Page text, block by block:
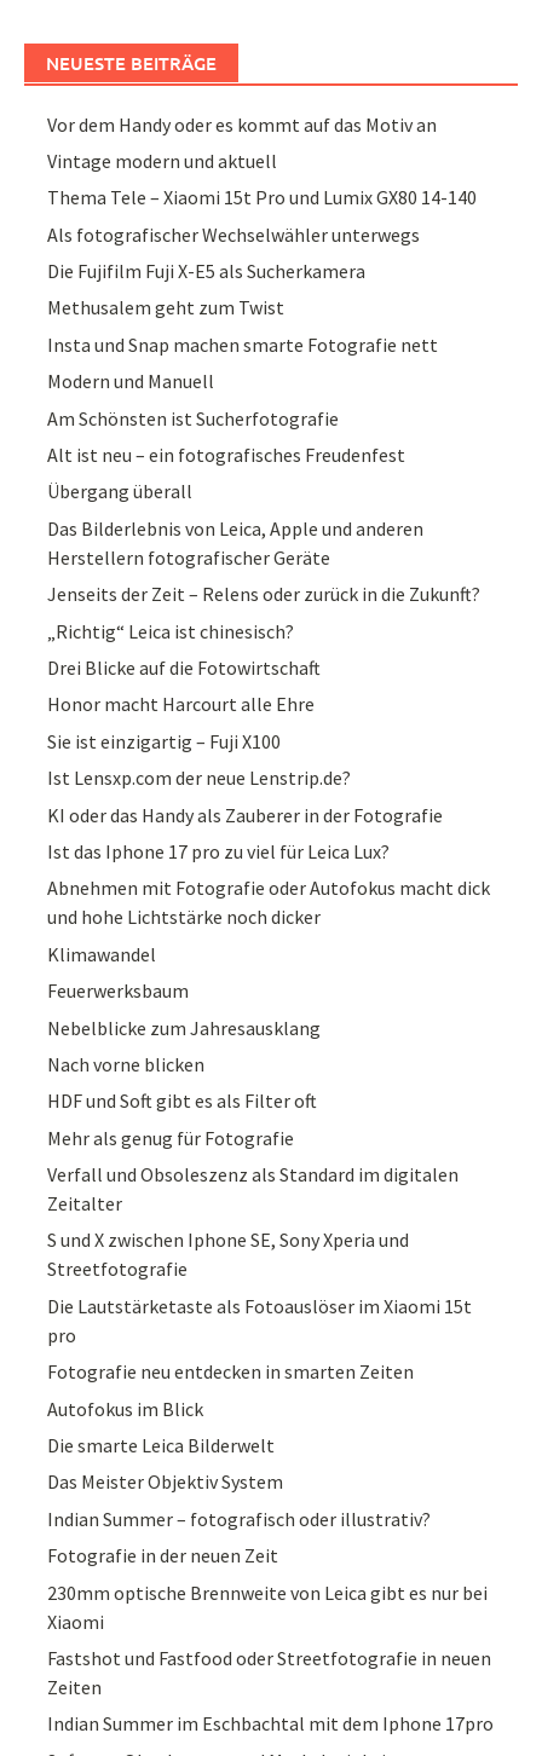
NEUESTE BEITRÄGE
Vor dem Handy oder es kommt auf das Motiv an
Vintage modern und aktuell
Thema Tele – Xiaomi 15t Pro und Lumix GX80 14-140
Als fotografischer Wechselwähler unterwegs
Die Fujifilm Fuji X-E5 als Sucherkamera
Methusalem geht zum Twist
Insta und Snap machen smarte Fotografie nett
Modern und Manuell
Am Schönsten ist Sucherfotografie
Alt ist neu – ein fotografisches Freudenfest
Übergang überall
Das Bilderlebnis von Leica, Apple und anderen
Herstellern fotografischer Geräte
Jenseits der Zeit – Relens oder zurück in die Zukunft?
„Richtig“ Leica ist chinesisch?
Drei Blicke auf die Fotowirtschaft
Honor macht Harcourt alle Ehre
Sie ist einzigartig – Fuji X100
Ist Lensxp.com der neue Lenstrip.de?
KI oder das Handy als Zauberer in der Fotografie
Ist das Iphone 17 pro zu viel für Leica Lux?
Abnehmen mit Fotografie oder Autofokus macht dick
und hohe Lichtstärke noch dicker
Klimawandel
Feuerwerksbaum
Nebelblicke zum Jahresausklang
Nach vorne blicken
HDF und Soft gibt es als Filter oft
Mehr als genug für Fotografie
Verfall und Obsoleszenz als Standard im digitalen
Zeitalter
S und X zwischen Iphone SE, Sony Xperia und
Streetfotografie
Die Lautstärketaste als Fotoauslöser im Xiaomi 15t
pro
Fotografie neu entdecken in smarten Zeiten
Autofokus im Blick
Die smarte Leica Bilderwelt
Das Meister Objektiv System
Indian Summer – fotografisch oder illustrativ?
Fotografie in der neuen Zeit
230mm optische Brennweite von Leica gibt es nur bei
Xiaomi
Fastshot und Fastfood oder Streetfotografie in neuen
Zeiten
Indian Summer im Eschbachtal mit dem Iphone 17pro